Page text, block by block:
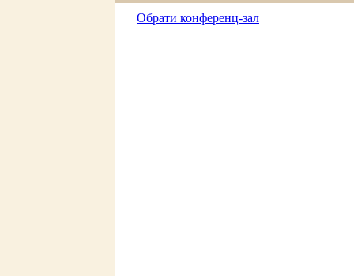
Обрати конференц-зал